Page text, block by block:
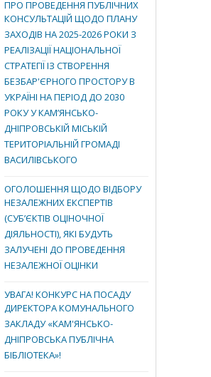
ПРО ПРОВЕДЕННЯ ПУБЛІЧНИХ
КОНСУЛЬТАЦІЙ ЩОДО ПЛАНУ
ЗАХОДІВ НА 2025-2026 РОКИ З
РЕАЛІЗАЦІЇ НАЦІОНАЛЬНОЇ
СТРАТЕГІЇ ІЗ СТВОРЕННЯ
БЕЗБАР'ЄРНОГО ПРОСТОРУ В
УКРАЇНІ НА ПЕРІОД ДО 2030
РОКУ У КАМ’ЯНСЬКО-
ДНІПРОВСЬКІЙ МІСЬКІЙ
ТЕРИТОРІАЛЬНІЙ ГРОМАДІ
ВАСИЛІВСЬКОГО
ОГОЛОШЕННЯ ЩОДО ВІДБОРУ
НЕЗАЛЕЖНИХ ЕКСПЕРТІВ
(СУБ’ЄКТІВ ОЦІНОЧНОЇ
ДІЯЛЬНОСТІ), ЯКІ БУДУТЬ
ЗАЛУЧЕНІ ДО ПРОВЕДЕННЯ
НЕЗАЛЕЖНОЇ ОЦІНКИ
УВАГА! КОНКУРС НА ПОСАДУ
ДИРЕКТОРА КОМУНАЛЬНОГО
ЗАКЛАДУ «КАМ'ЯНСЬКО-
ДНІПРОВСЬКА ПУБЛІЧНА
БІБЛІОТЕКА»!